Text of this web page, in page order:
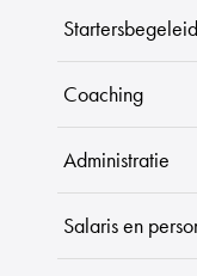
Coaching
Administratie
Salaris en